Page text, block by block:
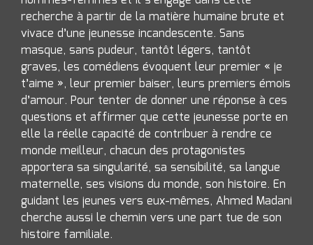
Ateliers artistiques en Centre Pénitentiaire
Archives
Le Carré dans la mare
INFOS PRATIQUES
Adhérer au Collectif 12
Les tarifs
Accès
La salle
recherche à partir de la matière humaine brute et
vivace d’une jeunesse incandescente. Sans
masque, sans pudeur, tantôt légers, tantôt
graves, les comédiens évoquent leur premier « je
t’aime », leur premier baiser, leurs premiers émois
d’amour. Pour tenter de donner une réponse à ces
questions et affirmer que cette jeunesse porte en
elle la réelle capacité de contribuer à rendre ce
monde meilleur, chacun des protagonistes
apportera sa singularité, sa sensibilité, sa langue
maternelle, ses visions du monde, son histoire. En
guidant les jeunes vers eux-mêmes, Ahmed Madani
cherche aussi le chemin vers une part tue de son
histoire familiale.